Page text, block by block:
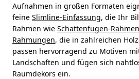
Aufnahmen in großen Formaten
feine Slimline-Einfassung, die Ihr
Rahmen wie Schattenfugen-Rahmen
Rahmungen, die in zahlreichen
passen hervorragend zu Motiven
Landschaften und fügen sich
Raumdekors ein.